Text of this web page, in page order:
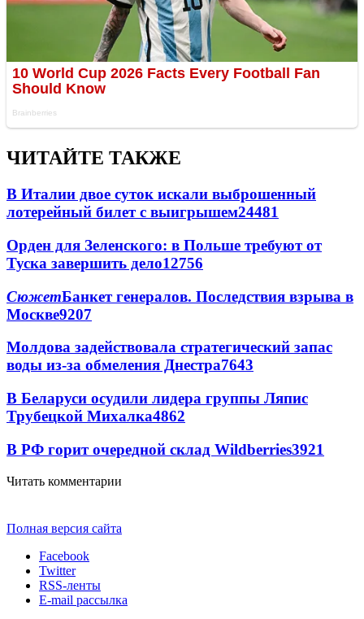
ЧИТАЙТЕ ТАКЖЕ
В Италии двое суток искали выброшенный
лотерейный билет с выигрышем24481
Орден для Зеленского: в Польше требуют от
Туска завершить дело12756
СюжетБанкет генералов. Последствия взрыва в
Москве9207
Молдова задействовала стратегический запас
воды из-за обмеления Днестра7643
В Беларуси осудили лидера группы Ляпис
Трубецкой Михалка4862
В РФ горит очередной склад Wildberries3921
Читать комментарии
Полная версия сайта
Facebook
Twitter
RSS-ленты
E-mail рассылка